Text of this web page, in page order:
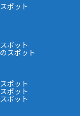
ポット
ポット
スポット
ポット
ポット
ポット